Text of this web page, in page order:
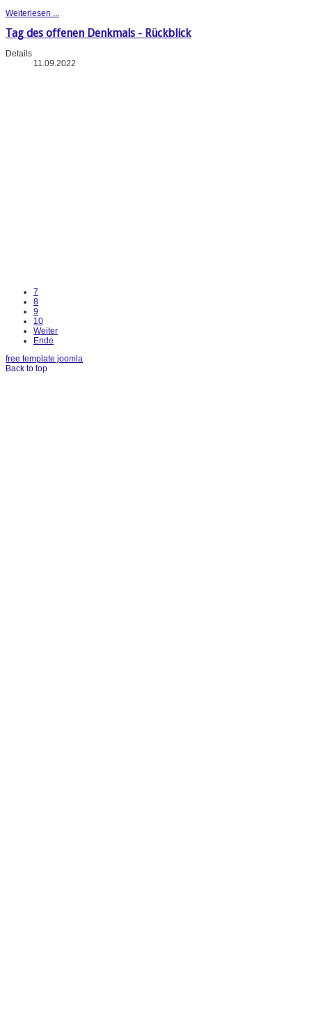
Weiterlesen ...
Tag des offenen Denkmals - Rückblick
Details
11.09.2022
7
8
9
10
Weiter
Ende
free template joomla
Back to top